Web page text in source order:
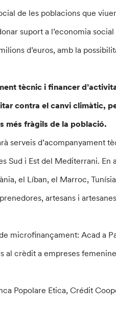
de les poblacions que
suport a l’economia social
d’euros, amb la
tècnic i financer
contra el canvi climàtic,
més fràgils de la població.
serveis d’acompanyament
Sud i Est del Mediterrani. En
el Líban, el Marroc,
artesans i
microfinançament: Acad a
al crèdit a empreses
Popolare Etica, Crédit